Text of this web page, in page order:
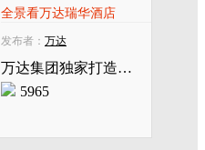
全景看万达瑞华酒店
发布者： 万达
万达集团独家打造的中国唯一七星级酒店
5965